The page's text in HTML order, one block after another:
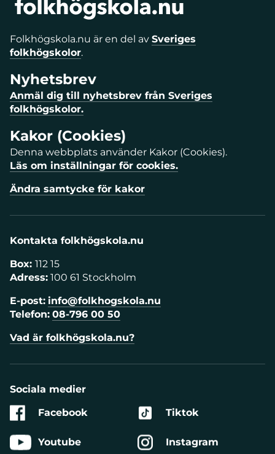
Folkhögskola.nu är en del av Sveriges
folkhögskolor.
Nyhetsbrev
Anmäl dig till nyhetsbrev från Sveriges
folkhögskolor.
Kakor (Cookies)
Denna webbplats använder Kakor (Cookies).
Läs om inställningar för cookies.
Ändra samtycke för kakor
Kontakta folkhögskola.nu
Box: 112 15
Adress: 100 61 Stockholm
E-post: info@folkhogskola.nu
Telefon: 08-796 00 50
Vad är folkhögskola.nu?
Sociala medier
Facebook
Youtube
Tiktok
Instagram